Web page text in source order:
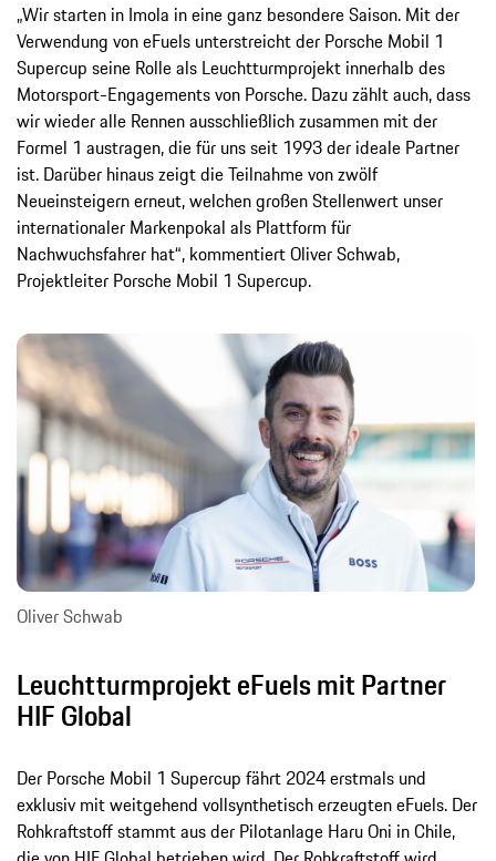
„Wir starten in Imola in eine ganz besondere Saison. Mit der
Verwendung von eFuels unterstreicht der Porsche Mobil 1
Supercup seine Rolle als Leuchtturmprojekt innerhalb des
Motorsport-Engagements von Porsche. Dazu zählt auch, dass
wir wieder alle Rennen ausschließlich zusammen mit der
Formel 1 austragen, die für uns seit 1993 der ideale Partner
ist. Darüber hinaus zeigt die Teilnahme von zwölf
Neueinsteigern erneut, welchen großen Stellenwert unser
internationaler Markenpokal als Plattform für
Nachwuchsfahrer hat“, kommentiert Oliver Schwab,
Projektleiter Porsche Mobil 1 Supercup.
Oliver Schwab
Leuchtturmprojekt eFuels mit Partner
HIF Global
Der Porsche Mobil 1 Supercup fährt 2024 erstmals und
exklusiv mit weitgehend vollsynthetisch erzeugten eFuels. Der
Rohkraftstoff stammt aus der Pilotanlage Haru Oni in Chile,